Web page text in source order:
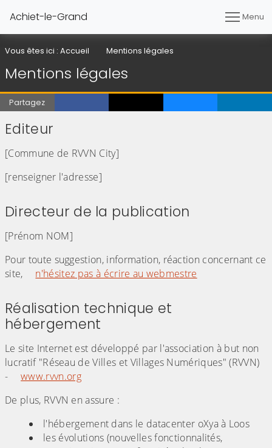
Achiet-le-Grand Menu
Vous êtes ici : Accueil Mentions légales
Mentions légales
Partagez
Editeur
[Commune de RVVN City]
[renseigner l'adresse]
Directeur de la publication
[Prénom NOM]
Pour toute suggestion, information, réaction concernant ce
site,
n'hésitez pas à écrire au webmestre
Réalisation technique et
hébergement
Le site Internet est développé par l'association à but non
lucratif "Réseau de Villes et Villages Numériques" (RVVN)
-
www.rvvn.org
De plus, RVVN en assure :
l'hébergement dans le datacenter oXya à Loos
les évolutions (nouvelles fonctionnalités,